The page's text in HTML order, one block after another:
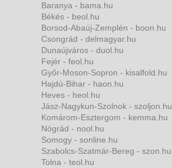
Baranya - bama.hu
Békés - beol.hu
Borsod-Abaúj-Zemplén - boon.hu
Csongrád - delmagyar.hu
Dunaújváros - duol.hu
Fejér - feol.hu
Győr-Moson-Sopron - kisalfold.hu
Hajdú-Bihar - haon.hu
Heves - heol.hu
Jász-Nagykun-Szolnok - szoljon.hu
Komárom-Esztergom - kemma.hu
Nógrád - nool.hu
Somogy - sonline.hu
Szabolcs-Szatmár-Bereg - szon.hu
Tolna - teol.hu